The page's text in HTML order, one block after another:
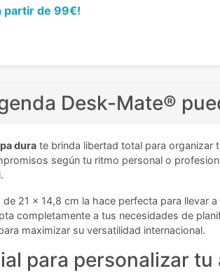
partir de 99€!
Desk-Mate®
dura te brinda libertad total para organizar
según tu ritmo personal o
21 x 14,8 cm la hace perfecta para llevar
completamente a tus necesidades de
maximizar su versatilidad internacional.
para personalizar tu